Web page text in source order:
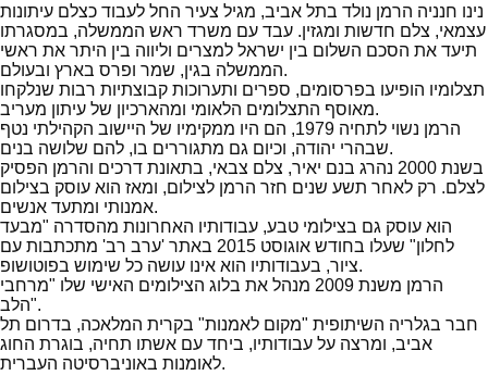
נינו חנניה הרמן נולד בתל אביב, מגיל צעיר החל לעבוד כצלם עיתונות
עצמאי, צלם חדשות ומגזין. עבד עם משרד ראש הממשלה, במסגרתו
תיעד את הסכם השלום בין ישראל למצרים וליווה בין היתר את ראשי
הממשלה בגין, שמר ופרס בארץ ובעולם.
תצלומיו הופיעו בפרסומים, ספרים ותערוכות קבוצתיות רבות שנלקחו
מאוסף התצלומים הלאומי ומהארכיון של עיתון מעריב.
הרמן נשוי לתחיה 1979, הם היו ממקימיו של היישוב הקהילתי נטף
שבהרי יהודה, וכיום גם מתגוררים בו, להם שלושה בנים.
בשנת 2000 נהרג בנם יאיר, צלם צבאי, בתאונת דרכים והרמן הפסיק
לצלם. רק לאחר תשע שנים חזר הרמן לצילום, ומאז הוא עוסק בצילום
אמנותי ומתעד אנשים.
הוא עוסק גם בצילומי טבע, עבודותיו האחרונות מהסדרה "מבעד
לחלון" שעלו בחודש אוגוסט 2015 באתר 'ערב רב' מתכתבות עם
ציור, בעבודותיו הוא אינו עושה כל שימוש בפוטושופ.
הרמן משנת 2009 מנהל את בלוג הצילומים האישי שלו "מרחבי
הלב".
חבר בגלריה השיתופית "מקום לאמנות" בקרית המלאכה, בדרום תל
אביב, ומרצה על עבודותיו, ביחד עם אשתו תחיה, בוגרת החוג
לאומנות באוניברסיטה העברית.